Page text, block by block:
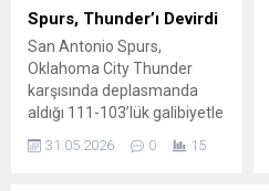
öncelikleri konuşuluyor. Öte
yandan Fenerbahçe,
Beşiktaş ve Trabzonspor da
yeni sezona şampiyonluk
hedefiyle...
Spurs, Thunder’ı Devirdi
San Antonio Spurs,
Oklahoma City Thunder
karşısında deplasmanda
aldığı 111-103’lük galibiyetle
playoff serisini 4-3
tamamladı ve NBA finaline
31.05.2026 0 15